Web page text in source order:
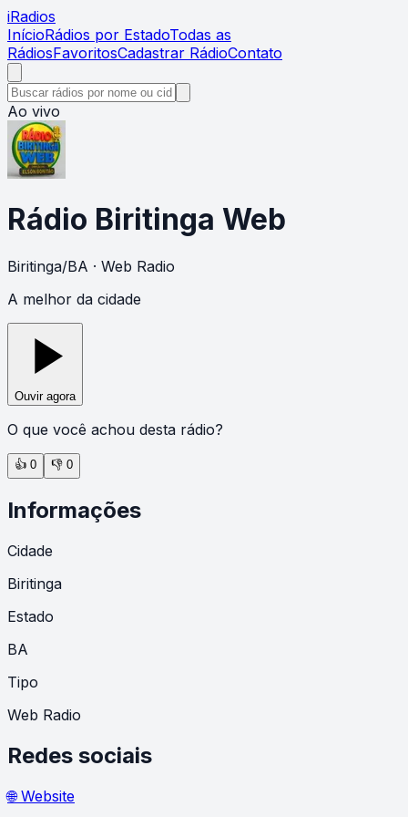
iRadios
InícioRádios por EstadoTodas as
RádiosFavoritosCadastrar RádioContato
Ao vivo
Rádio Biritinga Web
Biritinga/BA · Web Radio
A melhor da cidade
Ouvir agora
O que você achou desta rádio?
👍 0 👎 0
Informações
Cidade
Biritinga
Estado
BA
Tipo
Web Radio
Redes sociais
🌐 Website